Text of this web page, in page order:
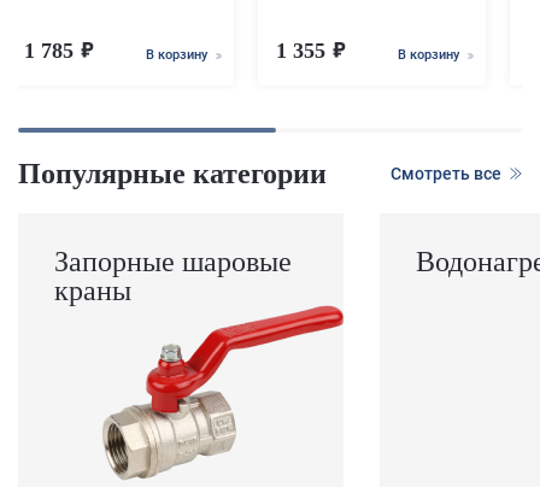
1 785 В корзину 1 355 В корзину
Популярные категории Смотреть все
Запорные шаровые
краны